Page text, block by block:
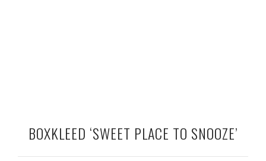
BOXKLEED ‘SWEET PLACE TO SNOOZE’